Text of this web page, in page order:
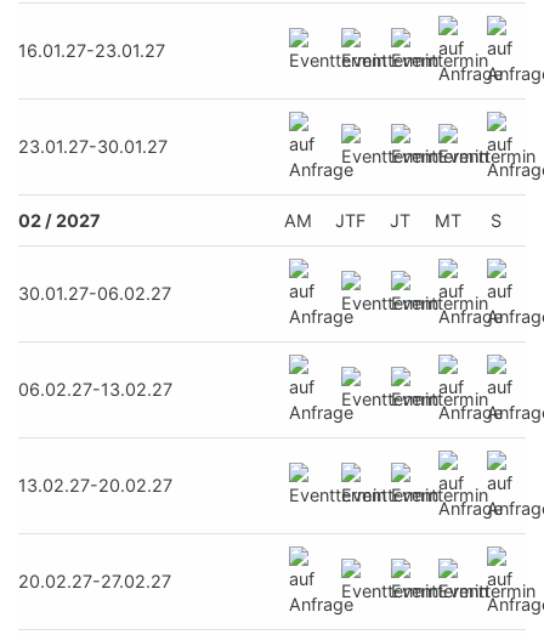
16.01.27-23.01.27
23.01.27-30.01.27
02 / 2027 AM JTF JT MT S
30.01.27-06.02.27
06.02.27-13.02.27
13.02.27-20.02.27
20.02.27-27.02.27